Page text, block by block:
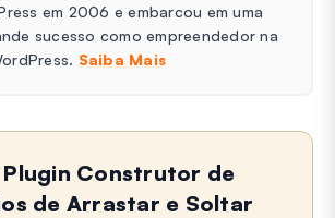
em 2006 e embarcou em uma
sucesso como empreendedor na
Saiba Mais
Construtor de
de Arrastar e Soltar